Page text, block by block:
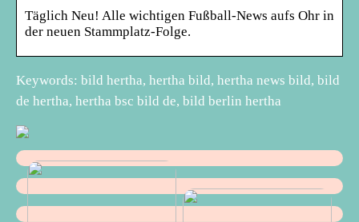
Täglich Neu! Alle wichtigen Fußball-News aufs Ohr in
der neuen Stammplatz-Folge.
Keywords: bild hertha, hertha bild, hertha news bild, bild
de hertha, hertha bsc bild de, bild berlin hertha